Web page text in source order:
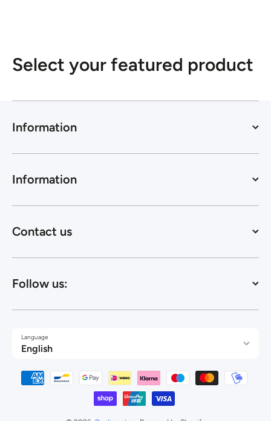
Select your featured product
Information
Information
Contact us
Follow us:
Language
English
Payment methods